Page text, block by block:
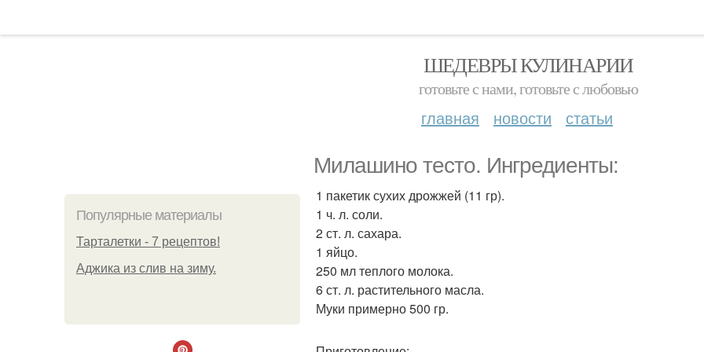
ШЕДЕВРЫ КУЛИНАРИИ
готовьте с нами, готовьте с любовью
главная новости статьи
Милашино тесто. Ингредиенты:
Популярные материалы
Тарталетки - 7 рецептов!
Аджика из слив на зиму.
1 пакетик сухих дрожжей (11 гр).
1 ч. л. соли.
2 ст. л. сахара.
1 яйцо.
250 мл теплого молока.
6 ст. л. растительного масла.
Муки примерно 500 гр.